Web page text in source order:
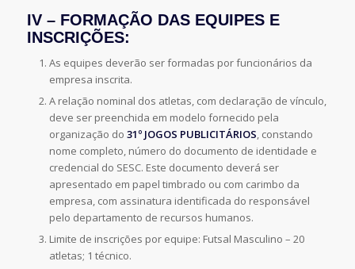
IV – FORMAÇÃO DAS EQUIPES E
INSCRIÇÕES:
As equipes deverão ser formadas por funcionários da
empresa inscrita.
A relação nominal dos atletas, com declaração de vínculo,
deve ser preenchida em modelo fornecido pela
organização do 31º JOGOS PUBLICITÁRIOS, constando
nome completo, número do documento de identidade e
credencial do SESC. Este documento deverá ser
apresentado em papel timbrado ou com carimbo da
empresa, com assinatura identificada do responsável
pelo departamento de recursos humanos.
Limite de inscrições por equipe: Futsal Masculino – 20
atletas; 1 técnico.